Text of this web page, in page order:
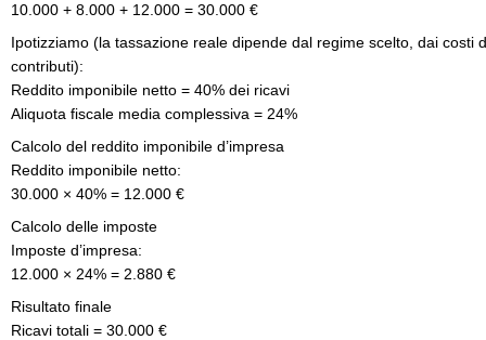
10.000 + 8.000 + 12.000 = 30.000 €
Ipotizziamo (la tassazione reale dipende dal regime scelto, dai costi
contributi):
Reddito imponibile netto = 40% dei ricavi
Aliquota fiscale media complessiva = 24%
Calcolo del reddito imponibile d’impresa
Reddito imponibile netto:
30.000 × 40% = 12.000 €
Calcolo delle imposte
Imposte d’impresa:
12.000 × 24% = 2.880 €
Risultato finale
Ricavi totali = 30.000 €